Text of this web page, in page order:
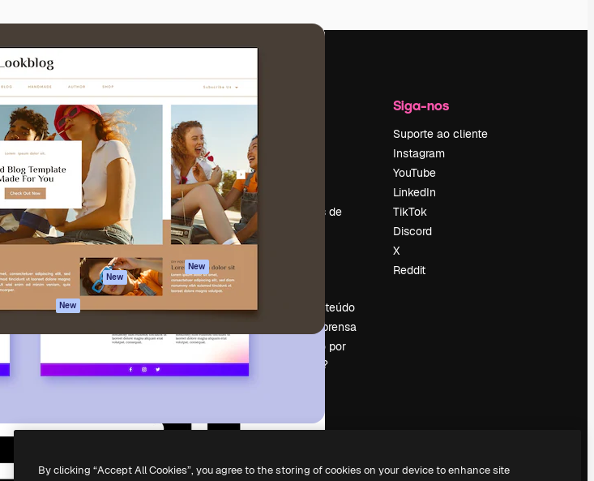
Produtos
Spaces
Assistente de IA
Gerador de
imagens
Gerador de vídeos
Texto para voz
Conteúdo de stock
MCP para
Claude/ChatGPT
New
Agentes New
Todas as
ferramentas
Começar
Academy
Documentação
Atendimento
Termos e
condições
Política de
privacidade
Originais New
Política de cookies
Central de
Afiliados
Empresas
Tendências de
Vender conteúdo
Sala de imprensa
Procurando por
magnific.ai?
Siga-nos
Suporte ao cliente
Instagram
YouTube
LinkedIn
TikTok
Discord
X
Reddit
Todos os direitos reservados.
By clicking “Accept All Cookies”, you agree to the storing of cookies on your device to enhance site